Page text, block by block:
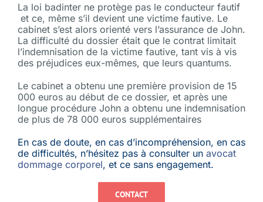
La loi badinter ne protège pas le conducteur fautif
et ce, même s’il devient une victime fautive. Le
cabinet s’est alors orienté vers l’assurance de John.
La difficulté du dossier était que le contrat limitait
l’indemnisation de la victime fautive, tant vis à vis
des préjudices eux-mêmes, que leurs quantums.
Le cabinet a obtenu une première provision de 15
000 euros au début de ce dossier, et après une
longue procédure John a obtenu une indemnisation
de plus de 78 000 euros supplémentaires
En cas de doute, en cas d’incompréhension, en cas
de difficultés, n’hésitez pas à consulter un avocat
dommage corporel, et ce sans engagement.
CONTACT